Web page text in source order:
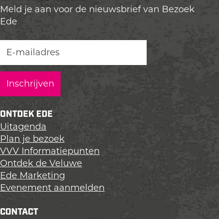
d
e
e
a
g
i
n
a
o
p
L
i
n
k
e
d
e
a
g
i
n
o
p
F
a
c
e
b
d
e
a
g
i
n
o
p
X
Meld je aan voor de nieuwsbrief van Bezoek
Ede
ONTDEK EDE
Uitagenda
Plan je bezoek
VVV Informatiepunten
Ontdek de Veluwe
Ede Marketing
Evenement aanmelden
CONTACT